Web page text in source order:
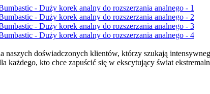
naszych doświadczonych klientów, którzy szukają
każdego, kto chce zapuścić się w ekscytujący świat